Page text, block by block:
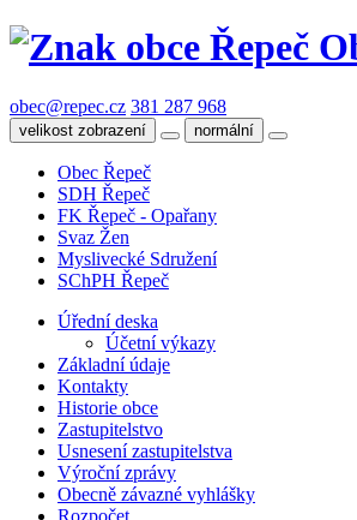
obec@repec.cz 381 287 968
velikost zobrazení normální
Obec Řepeč
SDH Řepeč
FK Řepeč - Opařany
Svaz Žen
Myslivecké Sdružení
SChPH Řepeč
Úřední deska
Účetní výkazy
Základní údaje
Kontakty
Historie obce
Zastupitelstvo
Usnesení zastupitelstva
Výroční zprávy
Obecně závazné vyhlášky
Rozpočet